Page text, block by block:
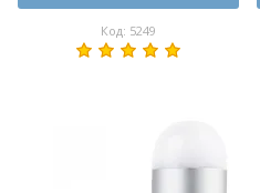
Код: 5249